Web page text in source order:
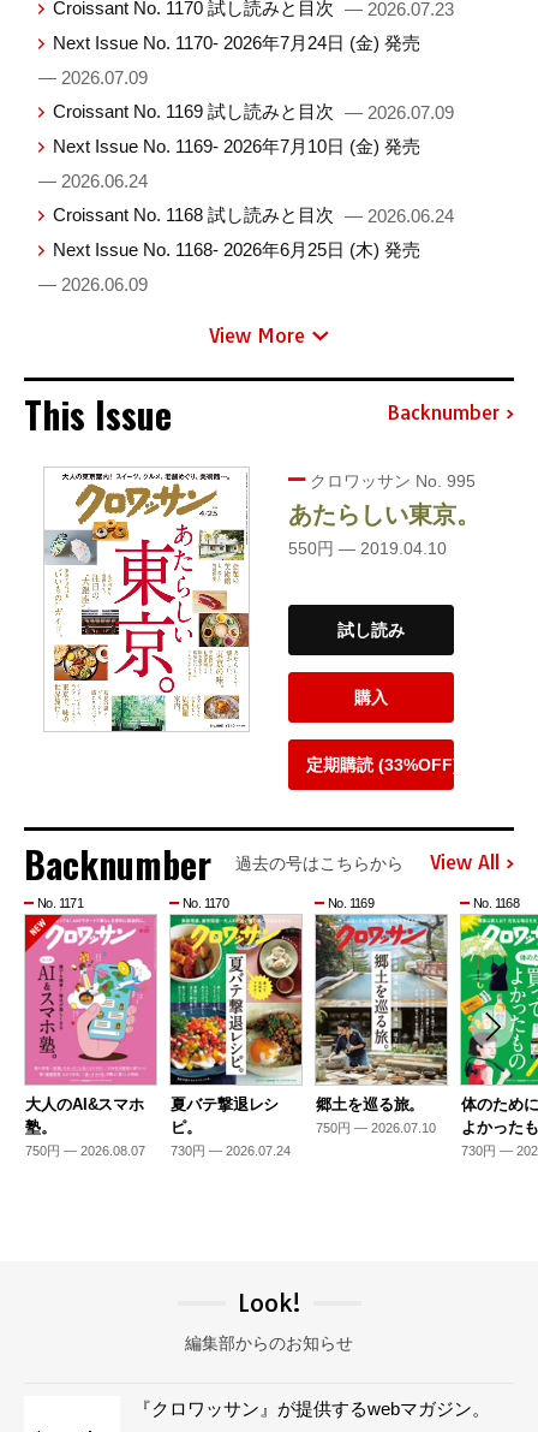
Croissant No. 1170 試し読みと目次 — 2026.07.23
Next Issue No. 1170- 2026年7月24日 (金) 発売
— 2026.07.09
Croissant No. 1169 試し読みと目次 — 2026.07.09
Next Issue No. 1169- 2026年7月10日 (金) 発売
— 2026.06.24
Croissant No. 1168 試し読みと目次 — 2026.06.24
Next Issue No. 1168- 2026年6月25日 (木) 発売
— 2026.06.09
View More
This Issue Backnumber
クロワッサン No. 995
あたらしい東京。
550円 — 2019.04.10
試し読み
購入
定期購読 (33%OFF)
Backnumber 過去の号はこちらから View All
No. 1171
大人のAI&スマホ
塾。
750円 — 2026.08.07
No. 1170
夏バテ撃退レシ
ピ。
730円 — 2026.07.24
No. 1169
郷土を巡る旅。
750円 — 2026.07.10
No. 1168
体のため
よかった
730円 —
Look!
編集部からのお知らせ
『クロワッサン』が提供するwebマガジン。